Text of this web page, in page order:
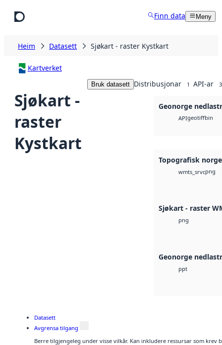
Finn data Meny
Heim Datasett Sjøkart - raster Kystkart
Kartverket
Sjøkart -
raster
Kystkart
Bruk datasett Distribusjonar 1 API-ar 3
Geonorge
APIgeotiffbin
Topografisk
wmts_srvcpng
Sjøkart - raster
png
Geonorge
ppt
Datasett
Avgrensa tilgang
Berre tilgjengeleg under visse vilkår. Kan inkludere ressursar som krev